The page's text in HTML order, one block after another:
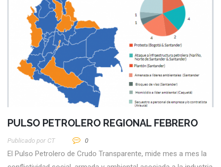
PULSO PETROLERO REGIONAL FEBRERO
Publicado por CT 0
El Pulso Petrolero de Crudo Transparente, mide mes a mes la